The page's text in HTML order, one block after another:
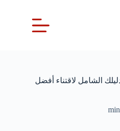
الشامل لاقتناء أفضل